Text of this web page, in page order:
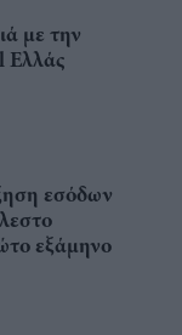
με την
Ελλάς
εσόδων
εξάμηνο